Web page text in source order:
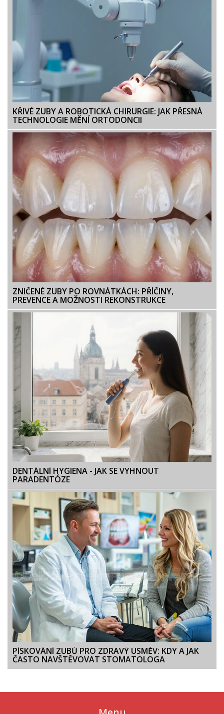
KŘIVÉ ZUBY A ROBOTICKÁ CHIRURGIE: JAK PŘESNÁ
TECHNOLOGIE MĚNÍ ORTODONCII
ZNIČENÉ ZUBY PO ROVNÁTKÁCH: PŘÍČINY,
PREVENCE A MOŽNOSTI REKONSTRUKCE
DENTÁLNÍ HYGIENA - JAK SE VYHNOUT
PARADENTÓZE
PÍSKOVÁNÍ ZUBŮ PRO ZDRAVÝ ÚSMĚV: KDY A JAK
ČASTO NAVŠTĚVOVAT STOMATOLOGA